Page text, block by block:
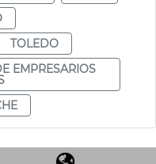
TOLEDO
EMPRESARIOS